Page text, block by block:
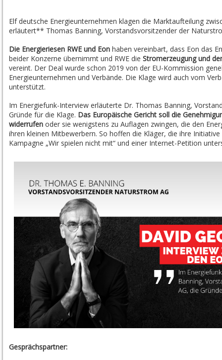
Elf deutsche Energieunternehmen klagen die Marktaufteilung
erläutert** Thomas Banning, Vorstandsvorsitzender der
Die Energieriesen RWE und Eon haben vereinbart, dass Eon das
beider Konzerne übernimmt und RWE die Stromerzeugung und
vereint. Der Deal wurde schon 2019 von der EU-Kommission
Energieunternehmen und Verbände. Die Klage wird auch vom
unterstützt.
Im Energiefunk-Interview erläuterte Dr. Thomas Banning,
Gründe für die Klage. Das Europäische Gericht soll die
widerrufen oder sie wenigstens zu Auflagen zwingen, die den
ihren kleinen Mitbewerbern. So hoffen die Kläger, die ihre
Kampagne „Wir spielen nicht mit“ und einer Internet-Petition
Gesprächspartner: